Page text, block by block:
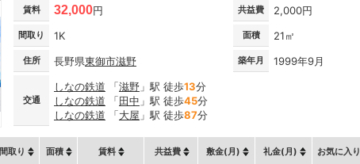
賃料 32,000円 共益費 2,000円
間取り 1K 面積 21㎡
住所 長野県東御市滋野 築年月 1999年9月
交通
しなの鉄道 「滋野 」駅 徒歩13分
しなの鉄道 「田中 」駅 徒歩45分
しなの鉄道 「大屋 」駅 徒歩87分
間取り 面積 賃料 共益費 敷金(月) 礼金(月) お気に入り